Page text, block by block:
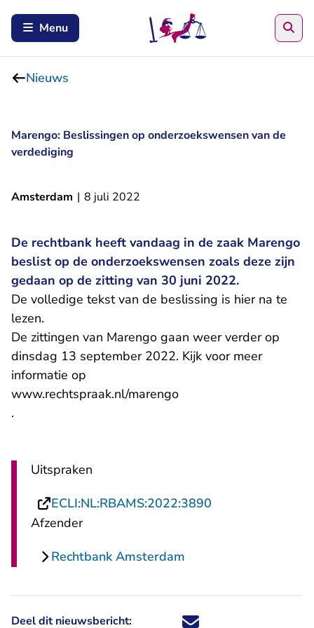
Menu
Nieuws
Marengo: Beslissingen op onderzoekswensen van de
verdediging
Amsterdam | 8 juli 2022
De rechtbank heeft vandaag in de zaak Marengo
beslist op de onderzoekswensen zoals deze zijn
gedaan op de zitting van 30 juni 2022.
De volledige tekst van de beslissing is hier- U
na te
lezen.
De zittingen van Marengo gaan weer verder op
dinsdag 13 september 2022. Kijk voor meer
informatie op
www.rechtspraak.nl/marengo
.
Uitspraken
ECLI:NL:RBAMS:2022:3890
Afzender
Rechtbank Amsterdam
Deel dit nieuwsbericht: Deel dit nieuwsbericht via X -
Deel dit nieuwsbericht via
Deel dit nieuwsbericht
Deel dit